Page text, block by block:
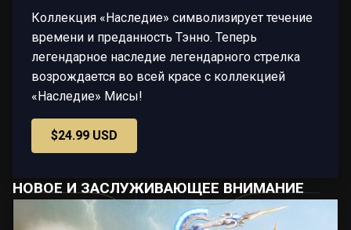
Коллекция «Наследие» символизирует течение
времени и преданность Тэнно. Теперь
легендарное наследие легендарного стрелка
возрождается во всей красе с коллекцией
«Наследие» Мисы!
$24.99 USD
НОВОЕ И ЗАСЛУЖИВАЮЩЕЕ ВНИМАНИЕ